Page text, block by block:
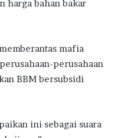
harga bahan bakar
mafia
perusahaan
BBM bersubsidi
ini sebagai suara